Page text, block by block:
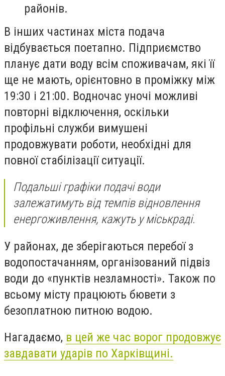
районів.
В інших частинах міста подача
відбувається поетапно. Підприємство
планує дати воду всім споживачам, які її
ще не мають, орієнтовно в проміжку між
19:30 і 21:00. Водночас уночі можливі
повторні відключення, оскільки
профільні служби вимушені
продовжувати роботи, необхідні для
повної стабілізації ситуації.
Подальші графіки подачі води
залежатимуть від темпів відновлення
енергоживлення, кажуть у міськраді.
У районах, де зберігаються перебої з
водопостачанням, організований підвіз
води до «пунктів незламності». Також по
всьому місту працюють бювети з
безоплатною питною водою.
Нагадаємо, в цей же час ворог продовжує
завдавати ударів по Харківщині.